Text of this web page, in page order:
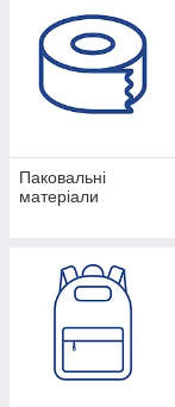
Паковальні
матеріали